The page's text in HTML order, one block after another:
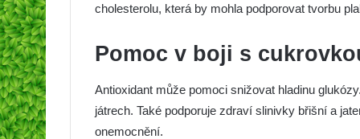
cholesterolu, která by mohla podporovat tvorbu
Pomoc v boji s
Antioxidant může pomoci snižovat hladinu
játrech. Také podporuje zdraví slinivky břišní a
onemocnění.